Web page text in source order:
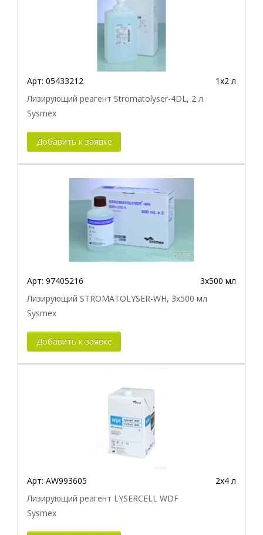
Арт: 05433212
1х2 л
Лизирующий реагент Stromatolyser-4DL, 2 л
Sysmex
Добавить к заявке
Арт: 97405216
3х500 мл
Лизирующий STROMATOLYSER-WH, 3x500 мл
Sysmex
Добавить к заявке
Арт: AW993605
2х4 л
Лизирующий реагент LYSERCELL WDF
Sysmex